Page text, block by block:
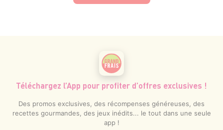
Téléchargez l’App pour profiter d’offres exclusives !
Des promos exclusives, des récompenses généreuses, des
recettes gourmandes, des jeux inédits... le tout dans une seule
app !